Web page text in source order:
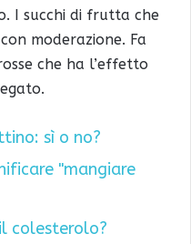
I succhi di frutta che
moderazione. Fa
che ha l’effetto
sì o no?
"mangiare
colesterolo?